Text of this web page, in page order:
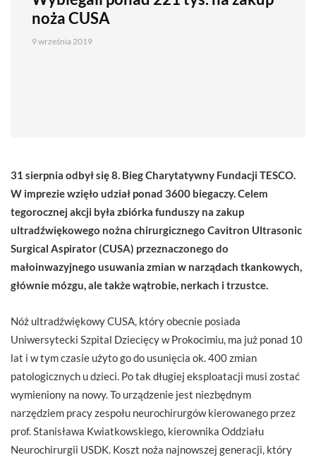
noża CUSA
9 września 2019
31 sierpnia odbył się 8. Bieg Charytatywny Fundacji TESCO.
W imprezie wzięło udział ponad 3600 biegaczy. Celem
tegorocznej akcji była zbiórka funduszy na zakup
ultradźwiękowego nożna chirurgicznego Cavitron Ultrasonic
Surgical Aspirator (CUSA) przeznaczonego do
małoinwazyjnego usuwania zmian w narządach tkankowych,
głównie mózgu, ale także wątrobie, nerkach i trzustce.
Nóż ultradźwiękowy CUSA, który obecnie posiada
Uniwersytecki Szpital Dziecięcy w Prokocimiu, ma już ponad 10
lat i w tym czasie użyto go do usunięcia ok. 400 zmian
patologicznych u dzieci. Po tak długiej eksploatacji musi zostać
wymieniony na nowy. To urządzenie jest niezbędnym
narzędziem pracy zespołu neurochirurgów kierowanego przez
prof. Stanisława Kwiatkowskiego, kierownika Oddziału
Neurochirurgii USDK. Koszt noża najnowszej generacji, który